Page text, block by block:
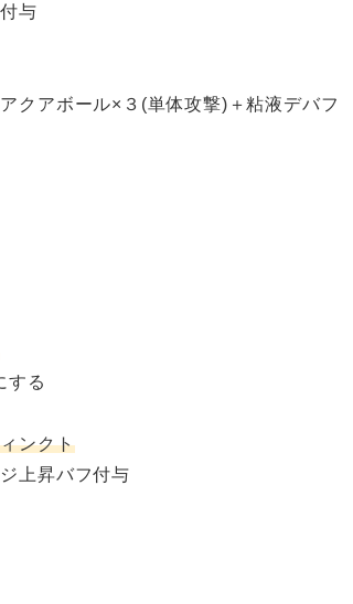
与
クアボール×３(単体攻撃)＋粘液デバフ
する
ンクト
上昇バフ付与